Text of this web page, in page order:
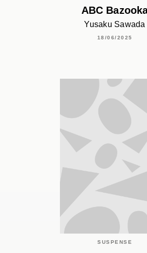
ABC
Yusaku Sawada
18/06/2025
SUSPENSE